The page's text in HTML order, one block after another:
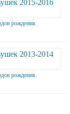
рождения.
рождения.